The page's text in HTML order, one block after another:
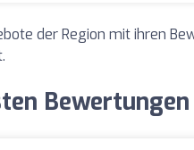
der Region mit ihren